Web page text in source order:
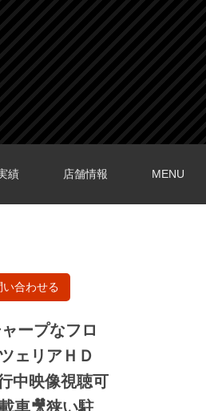
績 店舗情報 MENU
い合わせる
ープなフロ
ェリアＨＤ
中映像視聴可
車🎥狭い駐